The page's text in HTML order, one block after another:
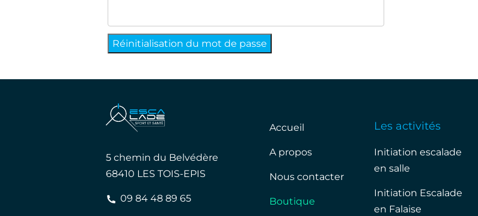
Réinitialisation du mot de passe
5 chemin du Belvédère
68410 LES TOIS-EPIS
09 84 48 89 65
Accueil
A propos
Nous contacter
Boutique
Les activités
Initiation escalade
en salle
Initiation Escalade
en Falaise